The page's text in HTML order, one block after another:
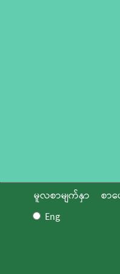
မူလစာမျက်နှာ စာပ
Eng